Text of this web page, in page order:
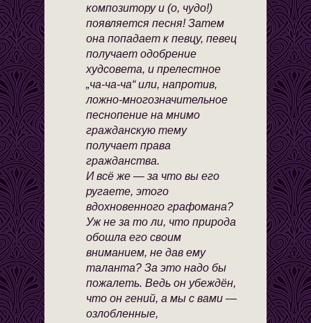
композитору и (о, чудо!)
появляется песня! Затем
она попадает к певцу, певец
получает одобрение
худсовета, и прелестное
„ча-ча-ча“ или, напротив,
ложно-многозначительное
песнопение на мнимо
гражданскую тему
получает права
гражданства.
И всё же — за что вы его
ругаете, этого
вдохновенного графомана?
Уж не за то ли, что природа
обошла его своим
вниманием, не дав ему
таланта? За это надо бы
пожалеть. Ведь он убеждён,
что он гений, а мы с вами —
озлобленные,